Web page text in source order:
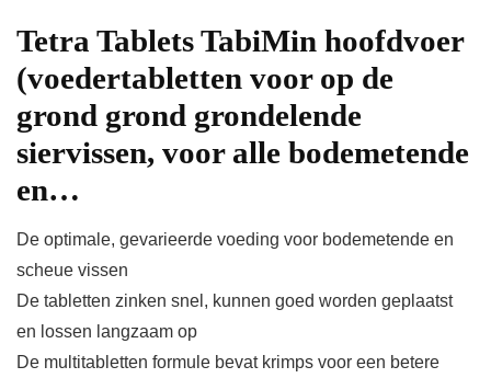
Tetra Tablets TabiMin hoofdvoer
(voedertabletten voor op de
grond grond grondelende
siervissen, voor alle bodemetende
en…
De optimale, gevarieerde voeding voor bodemetende en
scheue vissen
De tabletten zinken snel, kunnen goed worden geplaatst
en lossen langzaam op
De multitabletten formule bevat krimps voor een betere